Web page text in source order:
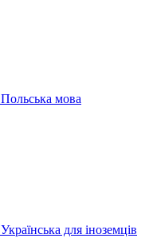
Польська мова
Українська для іноземців